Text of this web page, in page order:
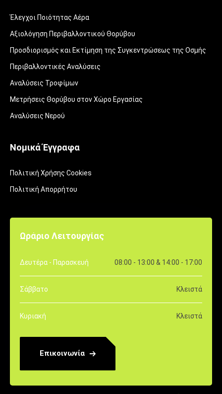
Έλεγχοι Ποιότητας Αέρα
Αξιολόγηση Περιβαλλοντικού Θορύβου
Προσδιορισμός και Εκτίμηση της Συγκεντρώσεως της Οσμής
Περιβαλλοντικές Αναλύσεις
Αναλύσεις Τροφίμων
Μετρήσεις Θορύβου στον Χώρο Εργασίας
Αναλύσεις Νερού
Νομικά Έγγραφα
Πολιτική Χρήσης Cookies
Πολιτική Απορρήτου
Ωράριο Λειτουργίας
Δευτέρα - Παρασκευή 08:00 - 13:00 & 14:00 - 17:00
Σάββατο Κλειστά
Κυριακή Κλειστά
Επικοινωνία